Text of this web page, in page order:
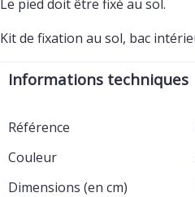
Le pied doit être fixé au sol.
Kit de fixation au sol, bac
Informations techniques
Référence
Couleur
Dimensions (en cm)